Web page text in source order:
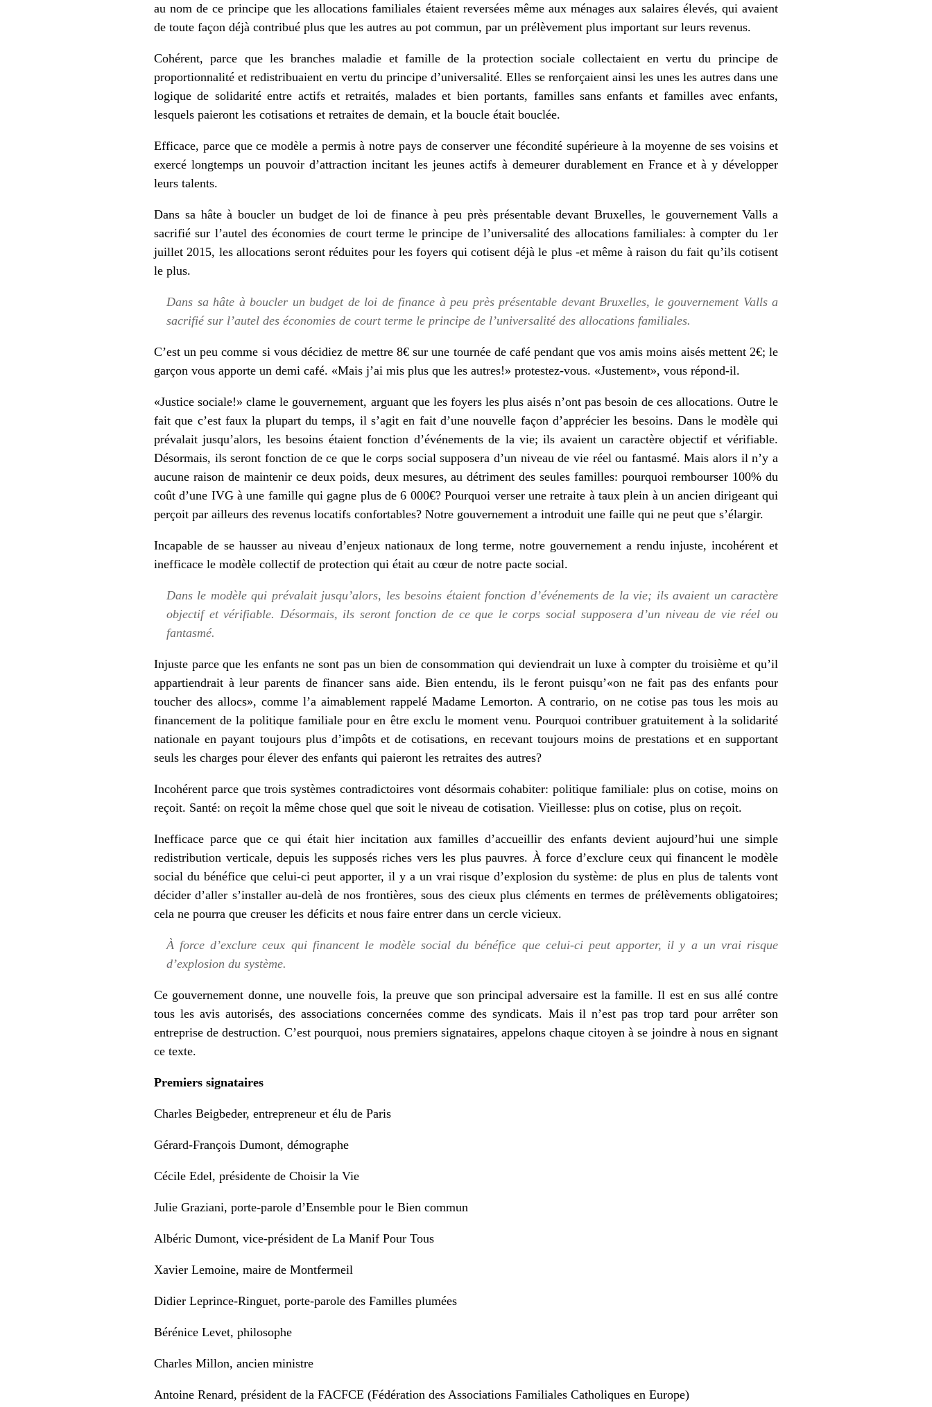
au nom de ce principe que les allocations familiales étaient reversées même aux ménages aux salaires élevés, qui avaient
de toute façon déjà contribué plus que les autres au pot commun, par un prélèvement plus important sur leurs revenus.
Cohérent, parce que les branches maladie et famille de la protection sociale collectaient en vertu du principe de
proportionnalité et redistribuaient en vertu du principe d’universalité. Elles se renforçaient ainsi les unes les autres dans une
logique de solidarité entre actifs et retraités, malades et bien portants, familles sans enfants et familles avec enfants,
lesquels paieront les cotisations et retraites de demain, et la boucle était bouclée.
Efficace, parce que ce modèle a permis à notre pays de conserver une fécondité supérieure à la moyenne de ses voisins et
exercé longtemps un pouvoir d’attraction incitant les jeunes actifs à demeurer durablement en France et à y développer
leurs talents.
Dans sa hâte à boucler un budget de loi de finance à peu près présentable devant Bruxelles, le gouvernement Valls a
sacrifié sur l’autel des économies de court terme le principe de l’universalité des allocations familiales: à compter du 1er
juillet 2015, les allocations seront réduites pour les foyers qui cotisent déjà le plus -et même à raison du fait qu’ils cotisent
le plus.
Dans sa hâte à boucler un budget de loi de finance à peu près présentable devant Bruxelles, le gouvernement Valls a
sacrifié sur l’autel des économies de court terme le principe de l’universalité des allocations familiales.
C’est un peu comme si vous décidiez de mettre 8€ sur une tournée de café pendant que vos amis moins aisés mettent 2€; le
garçon vous apporte un demi café. «Mais j’ai mis plus que les autres!» protestez-vous. «Justement», vous répond-il.
«Justice sociale!» clame le gouvernement, arguant que les foyers les plus aisés n’ont pas besoin de ces allocations. Outre le
fait que c’est faux la plupart du temps, il s’agit en fait d’une nouvelle façon d’apprécier les besoins. Dans le modèle qui
prévalait jusqu’alors, les besoins étaient fonction d’événements de la vie; ils avaient un caractère objectif et vérifiable.
Désormais, ils seront fonction de ce que le corps social supposera d’un niveau de vie réel ou fantasmé. Mais alors il n’y a
aucune raison de maintenir ce deux poids, deux mesures, au détriment des seules familles: pourquoi rembourser 100% du
coût d’une IVG à une famille qui gagne plus de 6 000€? Pourquoi verser une retraite à taux plein à un ancien dirigeant qui
perçoit par ailleurs des revenus locatifs confortables? Notre gouvernement a introduit une faille qui ne peut que s’élargir.
Incapable de se hausser au niveau d’enjeux nationaux de long terme, notre gouvernement a rendu injuste, incohérent et
inefficace le modèle collectif de protection qui était au cœur de notre pacte social.
Dans le modèle qui prévalait jusqu’alors, les besoins étaient fonction d’événements de la vie; ils avaient un caractère
objectif et vérifiable. Désormais, ils seront fonction de ce que le corps social supposera d’un niveau de vie réel ou
fantasmé.
Injuste parce que les enfants ne sont pas un bien de consommation qui deviendrait un luxe à compter du troisième et qu’il
appartiendrait à leur parents de financer sans aide. Bien entendu, ils le feront puisqu’«on ne fait pas des enfants pour
toucher des allocs», comme l’a aimablement rappelé Madame Lemorton. A contrario, on ne cotise pas tous les mois au
financement de la politique familiale pour en être exclu le moment venu. Pourquoi contribuer gratuitement à la solidarité
nationale en payant toujours plus d’impôts et de cotisations, en recevant toujours moins de prestations et en supportant
seuls les charges pour élever des enfants qui paieront les retraites des autres?
Incohérent parce que trois systèmes contradictoires vont désormais cohabiter: politique familiale: plus on cotise, moins on
reçoit. Santé: on reçoit la même chose quel que soit le niveau de cotisation. Vieillesse: plus on cotise, plus on reçoit.
Inefficace parce que ce qui était hier incitation aux familles d’accueillir des enfants devient aujourd’hui une simple
redistribution verticale, depuis les supposés riches vers les plus pauvres. À force d’exclure ceux qui financent le modèle
social du bénéfice que celui-ci peut apporter, il y a un vrai risque d’explosion du système: de plus en plus de talents vont
décider d’aller s’installer au-delà de nos frontières, sous des cieux plus cléments en termes de prélèvements obligatoires;
cela ne pourra que creuser les déficits et nous faire entrer dans un cercle vicieux.
À force d’exclure ceux qui financent le modèle social du bénéfice que celui-ci peut apporter, il y a un vrai risque
d’explosion du système.
Ce gouvernement donne, une nouvelle fois, la preuve que son principal adversaire est la famille. Il est en sus allé contre
tous les avis autorisés, des associations concernées comme des syndicats. Mais il n’est pas trop tard pour arrêter son
entreprise de destruction. C’est pourquoi, nous premiers signataires, appelons chaque citoyen à se joindre à nous en signant
ce texte.
Premiers signataires
Charles Beigbeder, entrepreneur et élu de Paris
Gérard-François Dumont, démographe
Cécile Edel, présidente de Choisir la Vie
Julie Graziani, porte-parole d’Ensemble pour le Bien commun
Albéric Dumont, vice-président de La Manif Pour Tous
Xavier Lemoine, maire de Montfermeil
Didier Leprince-Ringuet, porte-parole des Familles plumées
Bérénice Levet, philosophe
Charles Millon, ancien ministre
Antoine Renard, président de la FACFCE (Fédération des Associations Familiales Catholiques en Europe)